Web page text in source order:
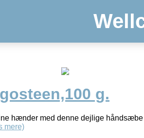
g.
hænder med denne dejlige håndsæbe
mere)